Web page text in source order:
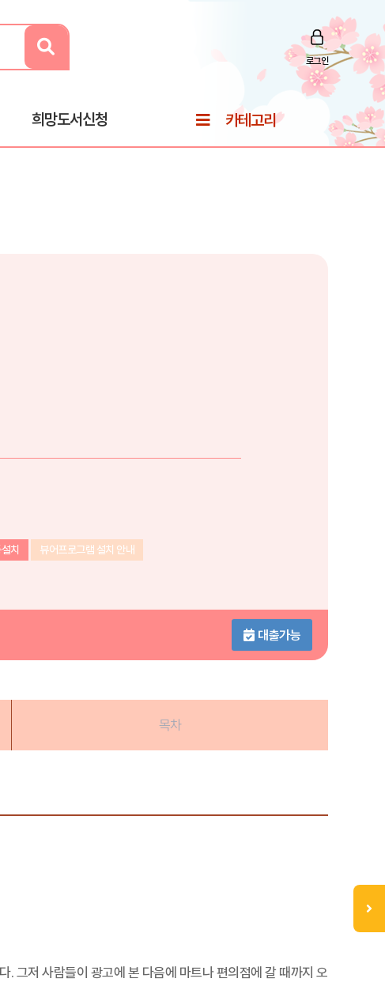
로그인
희망도서신청 카테고리
치 뷰어프로그램 설치 안내
대출가능
목차
그저 사람들이 광고에 본 다음에 마트나 편의점에 갈 때까지 오